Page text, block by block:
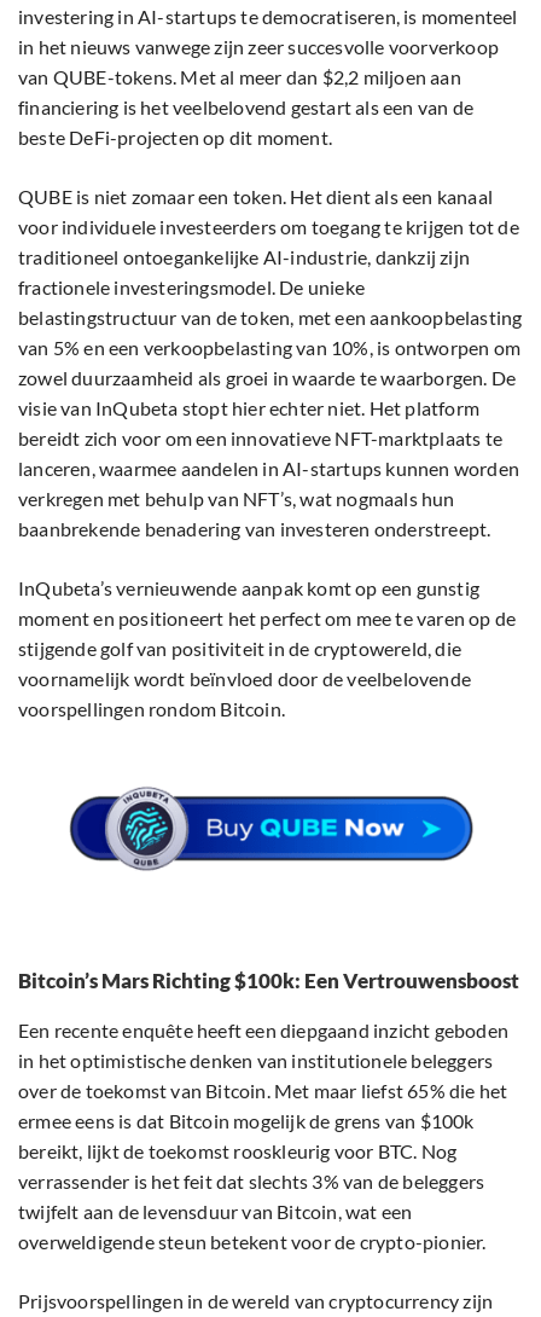
investering in AI-startups te democratiseren, is momenteel
in het nieuws vanwege zijn zeer succesvolle voorverkoop
van QUBE-tokens. Met al meer dan $2,2 miljoen aan
financiering is het veelbelovend gestart als een van de
beste DeFi-projecten op dit moment.
QUBE is niet zomaar een token. Het dient als een kanaal
voor individuele investeerders om toegang te krijgen tot de
traditioneel ontoegankelijke AI-industrie, dankzij zijn
fractionele investeringsmodel. De unieke
belastingstructuur van de token, met een aankoopbelasting
van 5% en een verkoopbelasting van 10%, is ontworpen om
zowel duurzaamheid als groei in waarde te waarborgen. De
visie van InQubeta stopt hier echter niet. Het platform
bereidt zich voor om een innovatieve NFT-marktplaats te
lanceren, waarmee aandelen in AI-startups kunnen worden
verkregen met behulp van NFT’s, wat nogmaals hun
baanbrekende benadering van investeren onderstreept.
InQubeta’s vernieuwende aanpak komt op een gunstig
moment en positioneert het perfect om mee te varen op de
stijgende golf van positiviteit in de cryptowereld, die
voornamelijk wordt beïnvloed door de veelbelovende
voorspellingen rondom Bitcoin.
Bitcoin’s Mars Richting $100k: Een Vertrouwensboost
Een recente enquête heeft een diepgaand inzicht geboden
in het optimistische denken van institutionele beleggers
over de toekomst van Bitcoin. Met maar liefst 65% die het
ermee eens is dat Bitcoin mogelijk de grens van $100k
bereikt, lijkt de toekomst rooskleurig voor BTC. Nog
verrassender is het feit dat slechts 3% van de beleggers
twijfelt aan de levensduur van Bitcoin, wat een
overweldigende steun betekent voor de crypto-pionier.
Prijsvoorspellingen in de wereld van cryptocurrency zijn